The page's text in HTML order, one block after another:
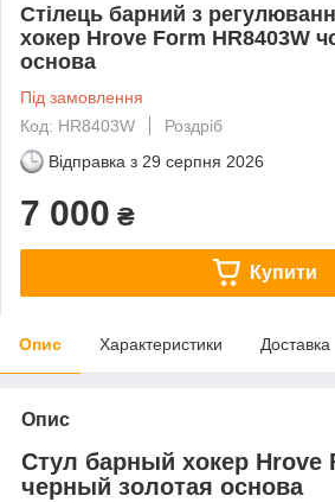
Стілець барний з
хокер Hrove Form HR8403W
основа
Під замовлення
Код: HR8403W
Роздріб
Відправка з 29 серпня 2026
7 000 ₴
Купити
Опис Характеристики Доставка
Опис
Стул барный хокер Hrove
черный золотая основа